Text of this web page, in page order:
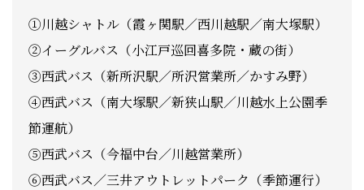
①川越シャトル（霞ヶ関駅／西川越駅／南大塚駅）
②イーグルバス（小江戸巡回喜多院・蔵の街）
③西武バス（新所沢駅／所沢営業所／かすみ野）
④西武バス（南大塚駅／新狭山駅／川越水上公園季
節運航）
⑤西武バス（今福中台／川越営業所）
⑥西武バス／三井アウトレットパーク（季節運行）